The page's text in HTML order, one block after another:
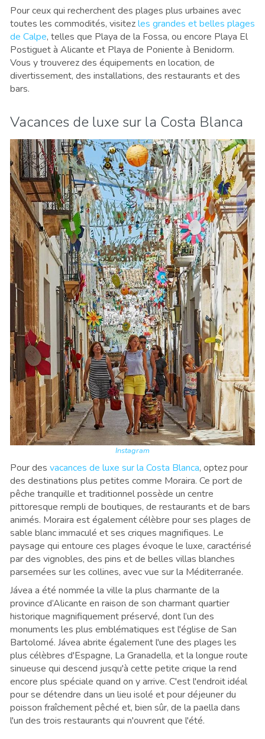
Pour ceux qui recherchent des plages plus urbaines avec
toutes les commodités, visitezles grandes et belles plages
de Calpe, telles que Playa de la Fossa, ou encore Playa El
Postiguet à Alicante et Playa de Poniente à Benidorm.
Vous y trouverez des équipements en location, de
divertissement, des installations, des restaurants et des
bars.
Vacances de luxe sur la Costa Blanca
Instagram
Pour des vacances de luxe sur la Costa Blanca, optez pour
des destinations plus petites comme Moraira. Ce port de
pêche tranquille et traditionnel possède un centre
pittoresque rempli de boutiques, de restaurants et de bars
animés. Moraira est également célèbre pour ses plages de
sable blanc immaculé et ses criques magnifiques. Le
paysage qui entoure ces plages évoque le luxe, caractérisé
par des vignobles, des pins et de belles villas blanches
parsemées sur les collines, avec vue sur la Méditerranée.
Jávea a été nommée la ville la plus charmante de la
province d’Alicante en raison de son charmant quartier
historique magnifiquement préservé, dont l’un des
monuments les plus emblématiques est l'église de San
Bartolomé. Jávea abrite également l'une des plages les
plus célèbres d'Espagne, La Granadella, et la longue route
sinueuse qui descend jusqu'à cette petite crique la rend
encore plus spéciale quand on y arrive. C'est l'endroit idéal
pour se détendre dans un lieu isolé et pour déjeuner du
poisson fraîchement pêché et, bien sûr, de la paella dans
l'un des trois restaurants qui n'ouvrent que l'été.